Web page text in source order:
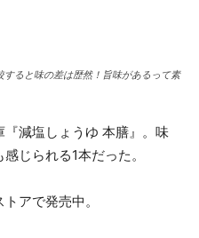
ると味の差は歴然！旨味があるって素
減塩しょうゆ 本膳』。味
じられる1本だった。
アで発売中。